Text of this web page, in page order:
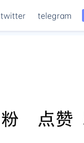
twitter telegram